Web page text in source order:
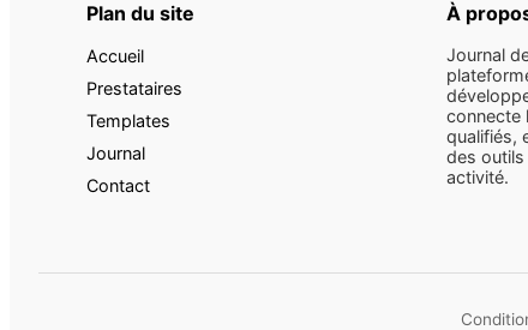
Plan du site
Accueil
Prestataires
Templates
Journal
Contact
À
Journal
connecte
qualifiés,
des
activité.